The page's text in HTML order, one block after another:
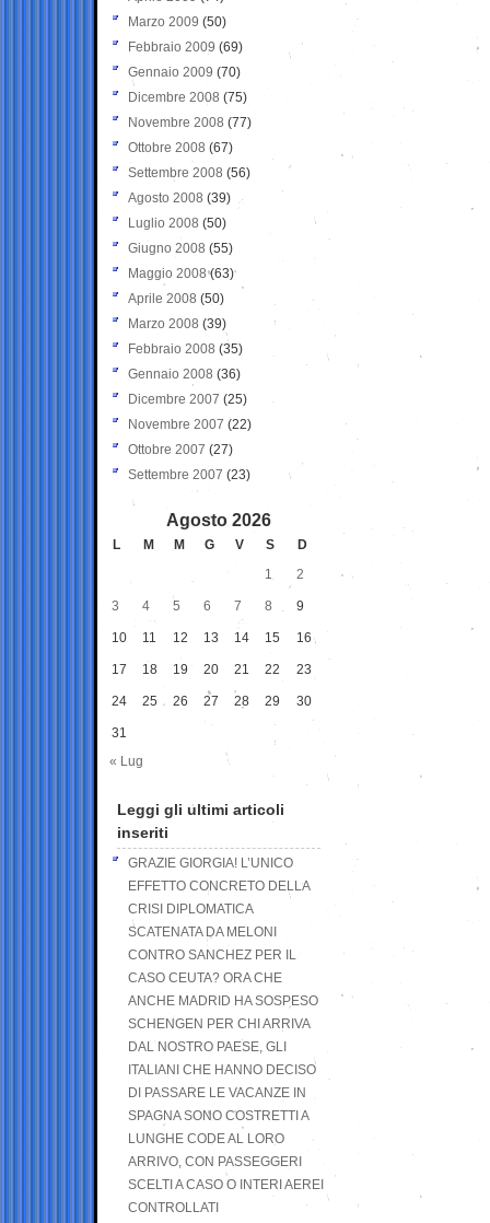
Marzo 2009 (50)
Febbraio 2009 (69)
Gennaio 2009 (70)
Dicembre 2008 (75)
Novembre 2008 (77)
Ottobre 2008 (67)
Settembre 2008 (56)
Agosto 2008 (39)
Luglio 2008 (50)
Giugno 2008 (55)
Maggio 2008(63)
Aprile 2008 (50)
Marzo 2008 (39)
Febbraio 2008 (35)
Gennaio 2008 (36)
Dicembre 2007 (25)
Novembre 2007 (22)
Ottobre 2007 (27)
Settembre 2007 (23)
Agosto 2026
L M M G V S
D
1
2
3 4 5 6 7 8 9
10 11 12 13 14 15 16
17 18 19 20 21 22 23
24 25 26 27 28 29 30
31
« Lug
Leggi gli ultimi articoli
inseriti
GRAZIE GIORGIA! L’UNICO
EFFETTO CONCRETO DELLA
CRISI DIPLOMATICA
SCATENATA DA MELONI
CONTRO SANCHEZ PER IL
CASO CEUTA? ORA CHE
ANCHE MADRID HA SOSPESO
SCHENGEN PER CHI ARRIVA
DAL NOSTRO PAESE, GLI
ITALIANI CHE HANNO DECISO
DI PASSARE LE VACANZE IN
SPAGNA SONO COSTRETTI A
LUNGHE CODE AL LORO
ARRIVO, CON PASSEGGERI
SCELTI A CASO O INTERI AEREI
CONTROLLATI